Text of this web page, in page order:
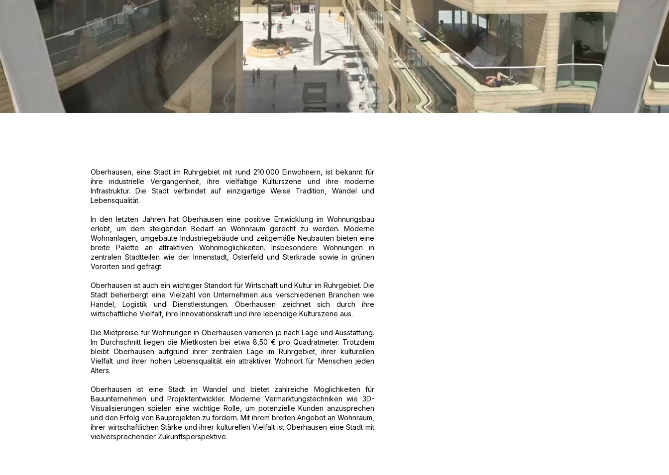
Oberhausen, eine Stadt im Ruhrgebiet mit rund 210.000 Einwohnern, ist bekannt für
ihre industrielle Vergangenheit, ihre vielfältige Kulturszene und ihre moderne
Infrastruktur. Die Stadt verbindet auf einzigartige Weise Tradition, Wandel und
Lebensqualität.
In den letzten Jahren hat Oberhausen eine positive Entwicklung im Wohnungsbau
erlebt, um dem steigenden Bedarf an Wohnraum gerecht zu werden. Moderne
Wohnanlagen, umgebaute Industriegebäude und zeitgemäße Neubauten bieten eine
breite Palette an attraktiven Wohnmöglichkeiten. Insbesondere Wohnungen in
zentralen Stadtteilen wie der Innenstadt, Osterfeld und Sterkrade sowie in grünen
Vororten sind gefragt.
Oberhausen ist auch ein wichtiger Standort für Wirtschaft und Kultur im Ruhrgebiet. Die
Stadt beherbergt eine Vielzahl von Unternehmen aus verschiedenen Branchen wie
Handel, Logistik und Dienstleistungen. Oberhausen zeichnet sich durch ihre
wirtschaftliche Vielfalt, ihre Innovationskraft und ihre lebendige Kulturszene aus.
Die Mietpreise für Wohnungen in Oberhausen variieren je nach Lage und Ausstattung.
Im Durchschnitt liegen die Mietkosten bei etwa 8,50 € pro Quadratmeter. Trotzdem
bleibt Oberhausen aufgrund ihrer zentralen Lage im Ruhrgebiet, ihrer kulturellen
Vielfalt und ihrer hohen Lebensqualität ein attraktiver Wohnort für Menschen jeden
Alters.
Oberhausen ist eine Stadt im Wandel und bietet zahlreiche Möglichkeiten für
Bauunternehmen und Projektentwickler. Moderne Vermarktungstechniken wie 3D-
Visualisierungen spielen eine wichtige Rolle, um potenzielle Kunden anzusprechen
und den Erfolg von Bauprojekten zu fördern. Mit ihrem breiten Angebot an Wohnraum,
ihrer wirtschaftlichen Stärke und ihrer kulturellen Vielfalt ist Oberhausen eine Stadt mit
vielversprechender Zukunftsperspektive.